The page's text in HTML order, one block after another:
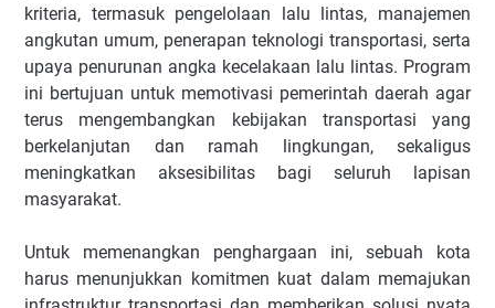
kriteria, termasuk pengelolaan lalu lintas, manajemen
angkutan umum, penerapan teknologi transportasi, serta
upaya penurunan angka kecelakaan lalu lintas. Program
ini bertujuan untuk memotivasi pemerintah daerah agar
terus mengembangkan kebijakan transportasi yang
berkelanjutan dan ramah lingkungan, sekaligus
meningkatkan aksesibilitas bagi seluruh lapisan
masyarakat.
Untuk memenangkan penghargaan ini, sebuah kota
harus menunjukkan komitmen kuat dalam memajukan